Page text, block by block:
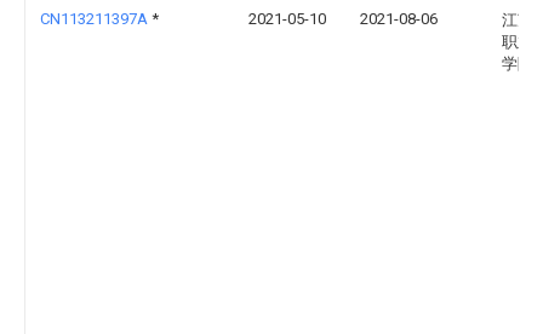
CN113211397A * 2021-05-10 2021-08-06
江苏
职业
学院